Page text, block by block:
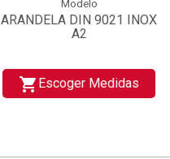
Modelo
ARANDELA DIN 9021 INOX
A2
shopping_cart Escoger Medidas